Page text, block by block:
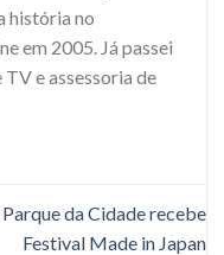
história no
em 2005. Já passei
e assessoria de
da Cidade recebe
Festival Made in Japan